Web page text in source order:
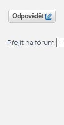
Odpovědět
Přejít na fórum